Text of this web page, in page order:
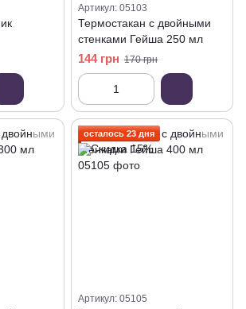
Артикул: 05103
Термостакан с двойными
стенками Гейша 250 мл
144 грн 170 грн
осталось 23 дня
Артикул: 05105